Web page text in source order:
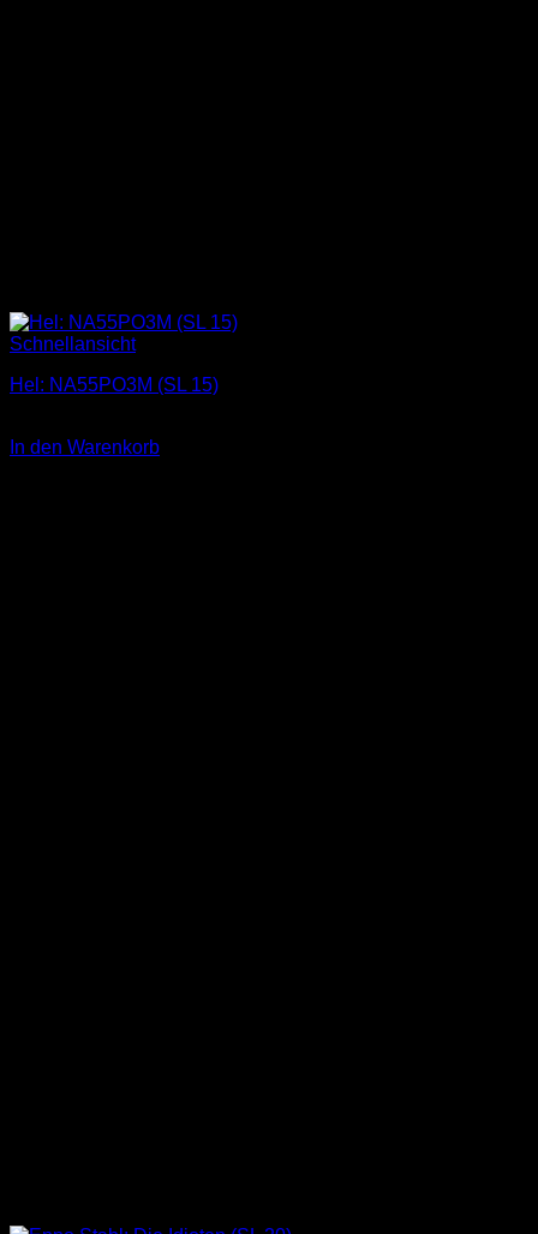
Schnellansicht
Hel: NA55PO3M (SL 15)
In den Warenkorb